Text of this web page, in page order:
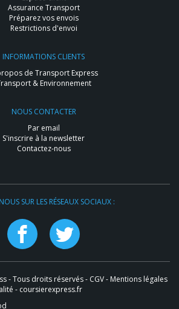
Assurance Transport
Préparez vos envois
Restrictions d'envoi
INFORMATIONS CLIENTS
de Transport Express
& Environnement
NOUS CONTACTER
Par email
S'inscrire à la newsletter
Contactez-nous
SUR LES RÉSEAUX SOCIAUX :
- Tous droits réservés - CGV- Mentions légales
- coursierexpress.fr